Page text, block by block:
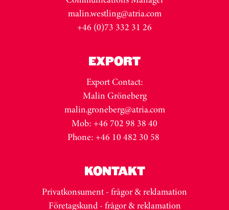
malin.westling@atria.com
+46 (0)73 332 31 26
EXPORT
Export Contact:
Malin Gröneberg
malin.groneberg@atria.com
Mob: +46 702 98 38 40
Phone: +46 10 482 30 58
KONTAKT
Privatkonsument - frågor & reklamation
Företagskund - frågor & reklamation